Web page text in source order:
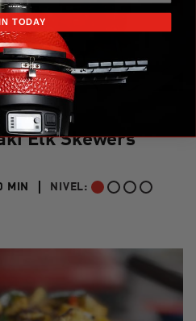
Elk Skewers
MIN 0 TO 30 MIN"
NIVEL:
PRINCIPIANTE
TODAY